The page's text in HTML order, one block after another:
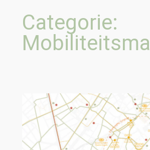
Categorie: